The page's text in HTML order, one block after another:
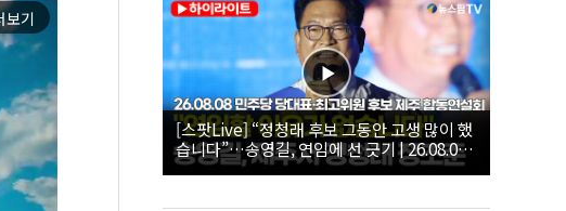
보기
[스팟Live] “정청래 후보 그동안 고생 많이 했
습니다”…송영길, 연임에 선 긋기 | 26.08.08
더불어민주당 당대표·최고위원 후보 제주 합